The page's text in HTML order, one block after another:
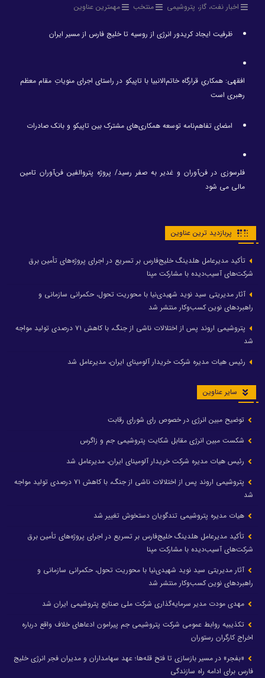
اخبار نفت، گاز، پتروشیمی منتخب مهمترین عناوین
ظرفیت ایجاد کریدور انرژی از روسیه تا خلیج فارس از مسیر ایران
افقهی: همکاریِ قرارگاه خاتم‌الانبیا با تاپیکو در راستای اجرای منویاتِ مقام معظم
رهبری است
امضای تفاهم‌نامه توسعه همکاری‌های مشترک بین تاپیکو و بانک صادرات
فلرسوزی در فن‌آوران و غدیر به صفر رسید/ پروژه پتروالفین فن‌آوران تامین
مالی می شود
پربازدید ترین عناوین
تأکید مدیرعامل هلدینگ خلیج‌فارس بر تسریع در اجرای پروژه‌های تأمین برق
شرکت‌های آسیب‌دیده با مشارکت مپنا
آثار مدیریتی سید نوید شهیدی‌نیا با محوریت تحول، حکمرانی سازمانی و
راهبردهای نوین کسب‌وکار منتشر شد
پتروشیمی اروند پس از اختلالات ناشی از جنگ، با کاهش ۷۱ درصدی تولید مواجه
شد
رئیس هیات مدیره شرکت خریدار آلومینای ایران، مدیرعامل شد
سایر عناوین
توضیح مبین انرژی در خصوص رای شورای رقابت
شکست مبین انرژی مقابل شکایت پتروشیمی جم و زاگرس
رئیس هیات مدیره شرکت خریدار آلومینای ایران، مدیرعامل شد
پتروشیمی اروند پس از اختلالات ناشی از جنگ، با کاهش ۷۱ درصدی تولید مواجه
شد
هیات مدیره پتروشیمی تندگویان دستخوش تغییر شد
تأکید مدیرعامل هلدینگ خلیج‌فارس بر تسریع در اجرای پروژه‌های تأمین برق
شرکت‌های آسیب‌دیده با مشارکت مپنا
آثار مدیریتی سید نوید شهیدی‌نیا با محوریت تحول، حکمرانی سازمانی و
راهبردهای نوین کسب‌وکار منتشر شد
مهدی مودت مدیر سرمایه‌گذاری شرکت ملی صنایع پتروشیمی ایران شد
تکذیبیه روابط عمومی شرکت پتروشیمی جم پیرامون ادعاهای خلاف واقع درباره
اخراج کارگران رستوران
«بفجر» در مسیر بازسازی تا فتح قله‌ها؛ عهد سهامداران و مدیران فجر انرژی خلیج
فارس برای ادامه راه سازندگی